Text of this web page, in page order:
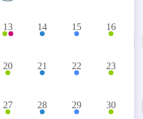
13 14 15 16
20 21 22 23
27 28 29 30